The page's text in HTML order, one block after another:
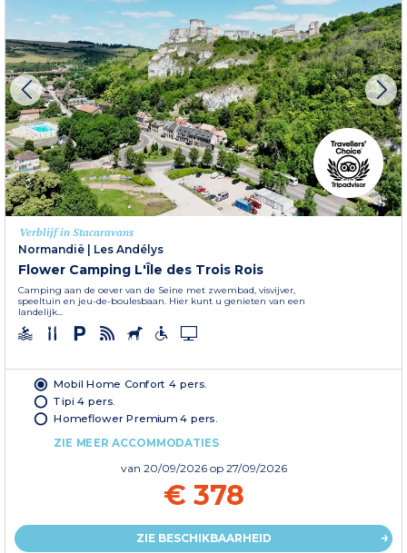
Verblijf in Stacaravans
Normandië
Les Andélys
Flower Camping L'Île des Trois Rois
Camping aan de oever van de Seine met zwembad, visvijver,
speeltuin en jeu-de-boulesbaan. Hier kunt u genieten van een
landelijk...
Mobil Home Confort 4 pers.
Tipi 4 pers.
Homeflower Premium 4 pers.
ZIE MEER ACCOMMODATIES
van 20/09/2026 op 27/09/2026
€ 378
ZIE BESCHIKBAARHEID